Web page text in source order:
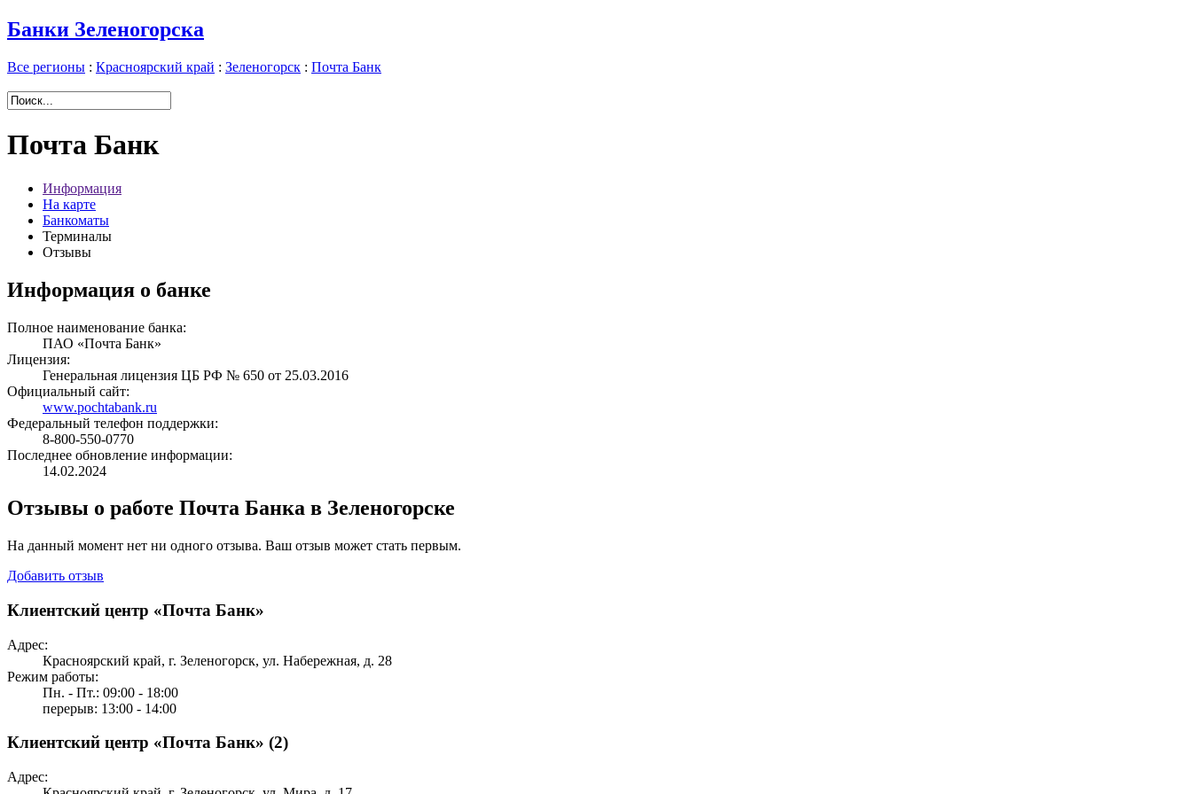
Банки Зеленогорска
Все регионы : Красноярский край : Зеленогорск : Почта Банк
Почта Банк
Информация
На карте
Банкоматы
Терминалы
Отзывы
Информация о банке
Полное наименование банка:
ПАО «Почта Банк»
Лицензия:
Генеральная лицензия ЦБ РФ № 650 от 25.03.2016
Официальный сайт:
www.pochtabank.ru
Федеральный телефон поддержки:
8-800-550-0770
Последнее обновление информации:
14.02.2024
Отзывы о работе Почта Банка в Зеленогорске
На данный момент нет ни одного отзыва. Ваш отзыв может стать первым.
Добавить отзыв
Клиентский центр «Почта Банк»
Адрес:
Красноярский край, г. Зеленогорск, ул. Набережная, д. 28
Режим работы:
Пн. - Пт.: 09:00 - 18:00
перерыв: 13:00 - 14:00
Клиентский центр «Почта Банк» (2)
Адрес: